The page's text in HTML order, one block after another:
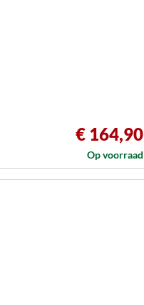
€ 164,90
Op voorraad